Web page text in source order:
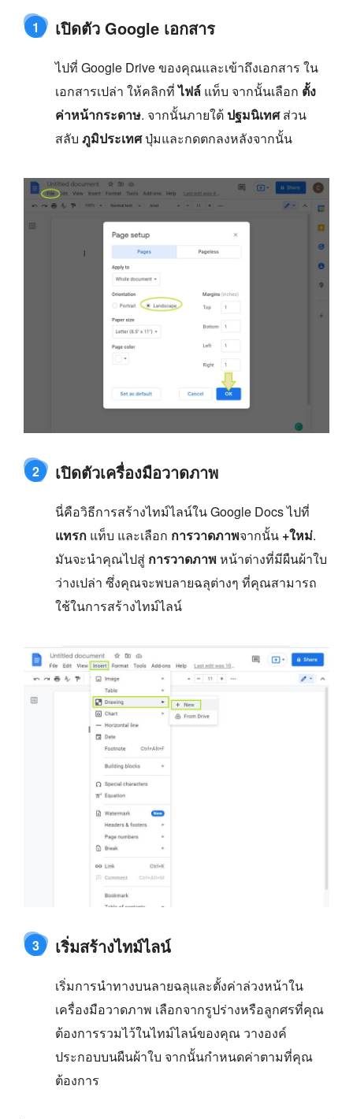
1 เปิดตัว Google เอกสาร
ไปที่ Google Drive ของคุณและเข้าถึงเอกสาร ใน
เอกสารเปล่า ให้คลิกที่ไฟล์ แท็บ จากนั้นเลือก ตั้ง
ค่าหน้ากระดาษ. จากนั้นภายใต้ ปฐมนิเทศส่วน
สลับ ภูมิประเทศปุ่มและกดตกลงหลังจากนั้น
2 เปิดตัวเครื่องมือวาดภาพ
นี่คือวิธีการสร้างไทม์ไลน์ใน Google Docs ไปที่
แทรก แท็บ และเลือก การวาดภาพจากนั้น +ใหม่.
มันจะนำคุณไปสู่ การวาดภาพ หน้าต่างที่มีผืนผ้าใบ
ว่างเปล่า ซึ่งคุณจะพบลายฉลุต่างๆ ที่คุณสามารถ
ใช้ในการสร้างไทม์ไลน์
3 เริ่มสร้างไทม์ไลน์
เริ่มการนำทางบนลายฉลุและตั้งค่าล่วงหน้าใน
เครื่องมือวาดภาพ เลือกจากรูปร่างหรือลูกศรที่คุณ
ต้องการรวมไว้ในไทม์ไลน์ของคุณ วางองค์
ประกอบบนผืนผ้าใบ จากนั้นกำหนดค่าตามที่คุณ
ต้องการ